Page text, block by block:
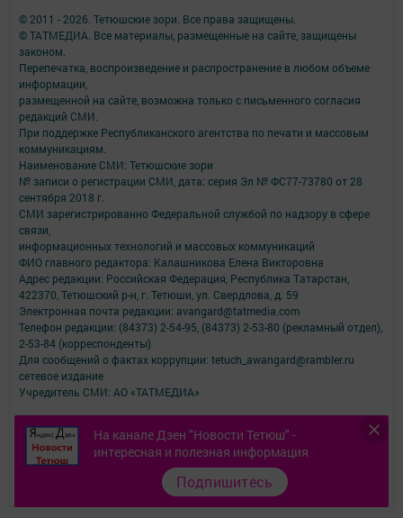
На канале Дзен "Новости Тетюш" -
интересная и полезная информация
Подпишитесь
© 2011 - 2026. Тетюшские зори. Все права защищены.
© ТАТМЕДИА. Все материалы, размещенные на сайте, защищены
законом.
Перепечатка, воспроизведение и распространение в любом объеме
информации,
размещенной на сайте, возможна только с письменного согласия
редакций СМИ.
При поддержке Республиканского агентства по печати и массовым
коммуникациям.
Наименование СМИ: Тетюшские зори
№ записи о регистрации СМИ, дата: серия Эл № ФС77-73780 от 28
сентября 2018 г.
СМИ зарегистрированно Федеральной службой по надзору в сфере
связи,
информационных технологий и массовых коммуникаций
ФИО главного редактора: Калашникова Елена Викторовна
Адрес редакции: Российская Федерация, Республика Татарстан,
422370, Тетюшский р-н, г. Тетюши, ул. Свердлова, д. 59
Электронная почта редакции: avangard@tatmedia.com
Телефон редакции: (84373) 2-54-95, (84373) 2-53-80 (рекламный отдел),
2-53-84 (корреспонденты)
Для сообщений о фактах коррупции: tetuch_awangard@rambler.ru
сетевое издание
Учредитель СМИ: АО «ТАТМЕДИА»
Антикоррупционная политика
АО «ТАТМЕДИА» использует «cookie»для персонализации сервисов и
удобства пользователей сайтом.
Использование «cookie» можно отменить в настройках браузера.
Политика конфиденциальности